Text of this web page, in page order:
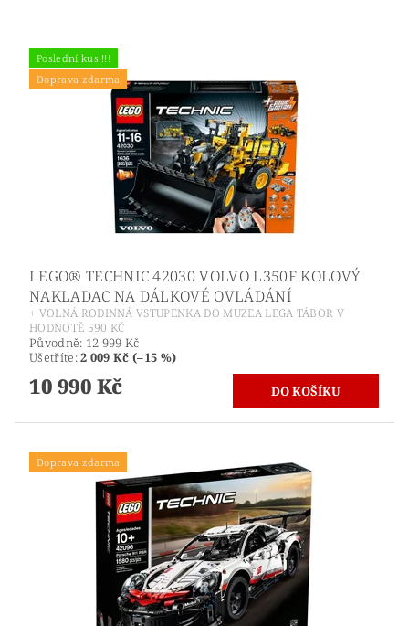
Poslední kus !!!
Doprava zdarma
LEGO® TECHNIC 42030 VOLVO L350F KOLOVÝ
NAKLADAC NA DÁLKOVÉ OVLÁDÁNÍ
+ VOLNÁ RODINNÁ VSTUPENKA DO MUZEA LEGA TÁBOR V
HODNOTĚ 590 KČ
Původně: 12 999 Kč
Ušetříte:2 009 Kč (–15 %)
10 990 Kč
Doprava zdarma